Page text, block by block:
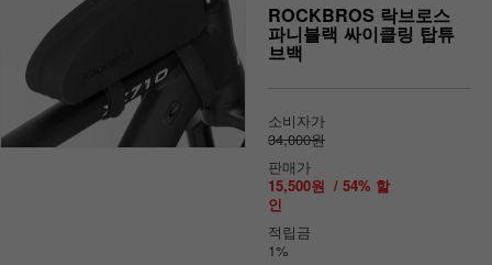
ROCKBROS 락브로스
파니블랙 싸이클링 탑튜
브백
소비자가
34,000원
판매가
15,500원 / 54% 할
인
적립금
1%